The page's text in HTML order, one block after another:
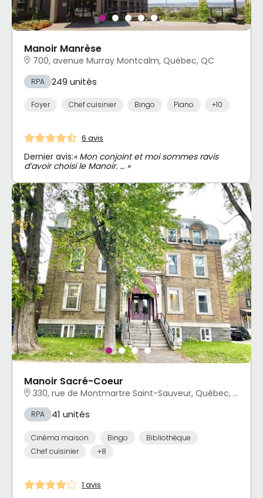
Manoir Manrèse
700, avenue Murray Montcalm, Québec, QC
RPA 249 unités
Foyer Chef cuisinier Bingo Piano +10
6 avis
Dernier avis:« Mon conjoint et moi sommes ravis
d’avoir choisi le Manoir. … »
Manoir Sacré-Coeur
330, rue de Montmartre Saint-Sauveur, Québec, QC
RPA 41 unités
Cinéma maison Bingo
Bibliothèque
Chef cuisinier
+8
1 avis